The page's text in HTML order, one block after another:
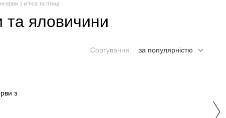
з м'яса та птиці
та яловичини
Сортування: за популярністю